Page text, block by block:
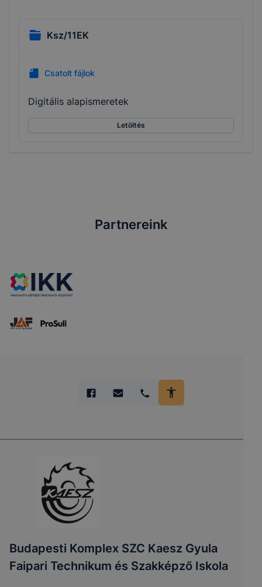
Ksz/11EK
Csatolt fájlok
Digitális alapismeretek
Letöltés
Partnereink
Budapesti Komplex SZC Kaesz Gyula
Faipari Technikum és Szakképző Iskola